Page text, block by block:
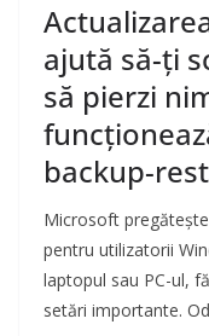
ajută să-ți
să pierzi
backup-
Microsoft
pentru utilizatorii
laptopul sau PC-ul,
setări importante.